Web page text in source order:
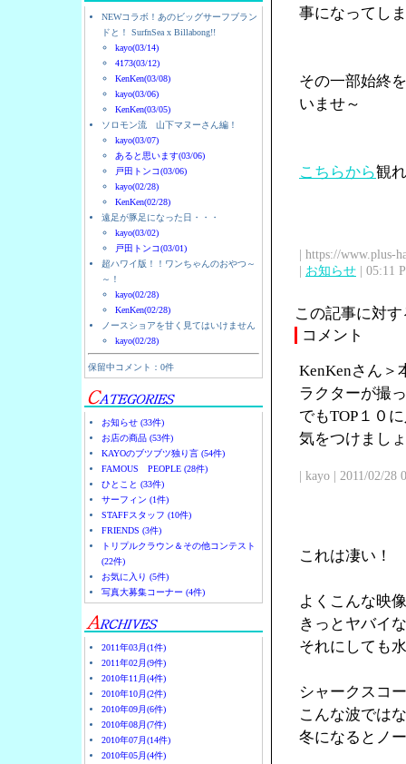
NEWコラボ！あのビッグサーフブラン
ドと！ SurfnSea x Billabong!!
kayo(03/14)
4173(03/12)
KenKen(03/08)
kayo(03/06)
KenKen(03/05)
ソロモン流 山下マヌーさん編！
kayo(03/07)
あると思います(03/06)
戸田トンコ(03/06)
kayo(02/28)
KenKen(02/28)
遠足が豚足になった日・・・
kayo(03/02)
戸田トンコ(03/01)
超ハワイ版！！ワンちゃんのおやつ～
～！
kayo(02/28)
KenKen(02/28)
ノースショアを甘く見てはいけません
kayo(02/28)
保留中コメント：0件
お知らせ (33件)
お店の商品 (53件)
KAYOのブツブツ独り言 (54件)
FAMOUS PEOPLE (28件)
ひとこと (33件)
サーフィン (1件)
STAFFスタッフ (10件)
FRIENDS (3件)
トリプルクラウン＆その他コンテスト
(22件)
お気に入り (5件)
写真大募集コーナー (4件)
2011年03月(1件)
2011年02月(9件)
2010年11月(4件)
2010年10月(2件)
2010年09月(6件)
2010年08月(7件)
2010年07月(14件)
2010年05月(4件)
事になってし
その一部始終
いませ～
こちらから観
| https://www.plus-
| お知らせ | 05:11
この記事に対
コメント
KenKenさん＞
ラクターが撮
でもTOP１０
気をつけまし
| kayo | 2011/02/28
これは凄い！
よくこんな映
きっとヤバイ
それにしても
シャークスコ
こんな波では
冬になるとノ